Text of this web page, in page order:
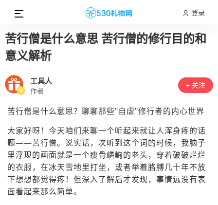
登录
苦行僧是什么意思 苦行僧的修行目的和
意义解析
工具人
作者
+ 关注
苦行僧是什么意思？聊聊那些"自虐"修行者的内心世界
大家好呀！今天咱们来聊一个听起来就让人浑身疼的话
题——苦行僧。说实话，次听到这个词的时候，我脑子
里浮现的画面就是一个瘦骨嶙峋的老头，穿着破破烂烂
的衣服，在冰天雪地里打坐，或者举着胳膊几十年不放
下想想都觉得疼！但深入了解后才发现，事情远没有表
面看起来那么简单。